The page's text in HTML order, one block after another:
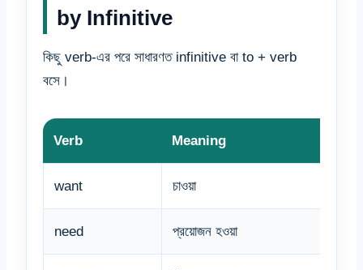
by Infinitive
কিছু verb-এর পরে সাধারণত infinitive বা to + verb
বসে।
Verb Meaning
want চাওয়া
need প্রয়োজন হওয়া